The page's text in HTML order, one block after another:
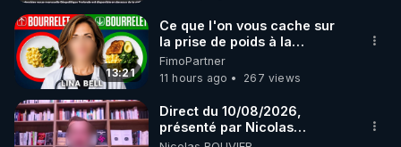
13:21
Ce que l'on vous cache sur
la prise de poids à la
ménopause
FimoPartner
11 hours ago
267 views
Direct du 10/08/2026,
présenté par Nicolas
BOUVIER